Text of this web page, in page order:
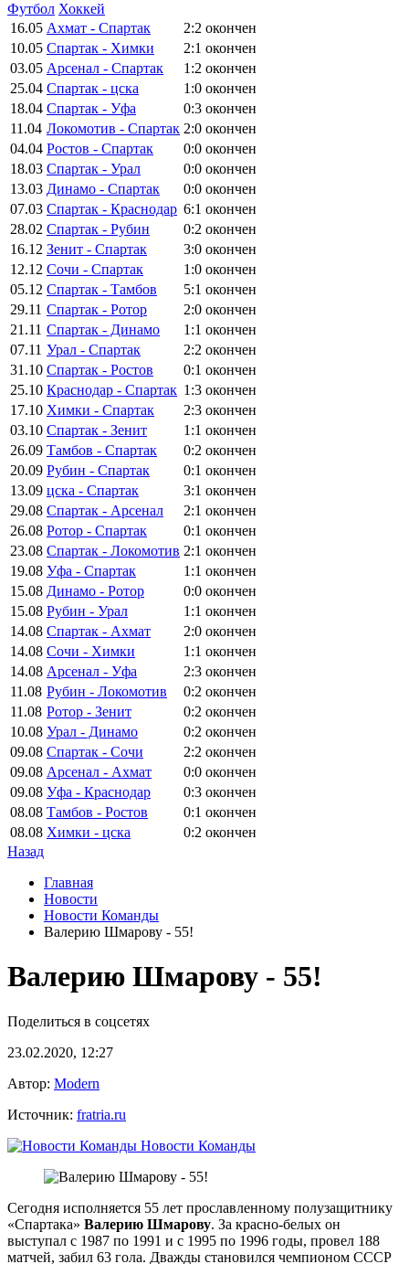
Футбол Хоккей
16.05 Ахмат - Спартак 2:2 окончен
10.05 Спартак - Химки 2:1 окончен
03.05 Арсенал - Спартак 1:2 окончен
25.04 Спартак - цска 1:0 окончен
18.04 Спартак - Уфа 0:3 окончен
11.04 Локомотив - Спартак 2:0 окончен
04.04 Ростов - Спартак 0:0 окончен
18.03 Спартак - Урал 0:0 окончен
13.03 Динамо - Спартак 0:0 окончен
07.03 Спартак - Краснодар 6:1 окончен
28.02 Спартак - Рубин 0:2 окончен
16.12 Зенит - Спартак 3:0 окончен
12.12 Сочи - Спартак 1:0 окончен
05.12 Спартак - Тамбов 5:1 окончен
29.11 Спартак - Ротор 2:0 окончен
21.11 Спартак - Динамо 1:1 окончен
07.11 Урал - Спартак 2:2 окончен
31.10 Спартак - Ростов 0:1 окончен
25.10 Краснодар - Спартак 1:3 окончен
17.10 Химки - Спартак 2:3 окончен
03.10 Спартак - Зенит 1:1 окончен
26.09 Тамбов - Спартак 0:2 окончен
20.09 Рубин - Спартак 0:1 окончен
13.09 цска - Спартак 3:1 окончен
29.08 Спартак - Арсенал 2:1 окончен
26.08 Ротор - Спартак 0:1 окончен
23.08 Спартак - Локомотив 2:1 окончен
19.08 Уфа - Спартак 1:1 окончен
15.08 Динамо - Ротор 0:0 окончен
15.08 Рубин - Урал 1:1 окончен
14.08 Спартак - Ахмат 2:0 окончен
14.08 Сочи - Химки 1:1 окончен
14.08 Арсенал - Уфа 2:3 окончен
11.08 Рубин - Локомотив 0:2 окончен
11.08 Ротор - Зенит 0:2 окончен
10.08 Урал - Динамо 0:2 окончен
09.08 Спартак - Сочи 2:2 окончен
09.08 Арсенал - Ахмат 0:0 окончен
09.08 Уфа - Краснодар 0:3 окончен
08.08 Тамбов - Ростов 0:1 окончен
08.08 Химки - цска 0:2 окончен
Назад
Главная
Новости
Новости Команды
Валерию Шмарову - 55!
Валерию Шмарову - 55!
Поделиться в соцсетях
23.02.2020, 12:27
Автор: Modern
Источник: fratria.ru
Новости Команды
Сегодня исполняется 55 лет прославленному полузащитнику
«Спартака» Валерию Шмарову. За красно-белых он
выступал с 1987 по 1991 и с 1995 по 1996 годы, провел 188
матчей, забил 63 гола. Дважды становился чемпионом СССР